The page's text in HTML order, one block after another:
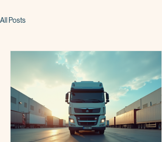
All Posts